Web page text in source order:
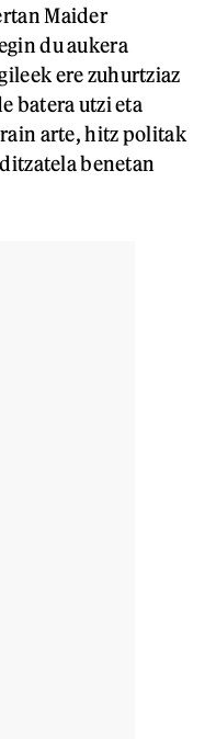
Maider
du aukera
ere zuhurtziaz
batera utzi eta
arte, hitz politak
benetan